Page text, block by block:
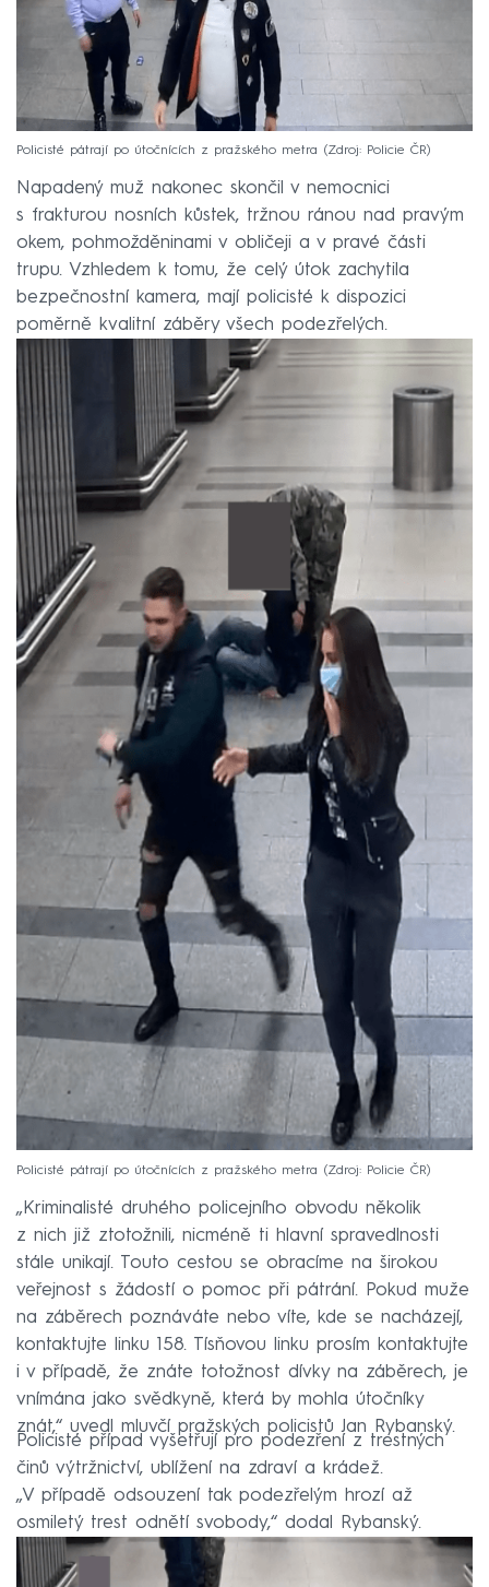
Policisté pátrají po útočnících z pražského metra Zdroj: Policie ČR
Napadený muž nakonec skončil v nemocnici
s frakturou nosních kůstek, tržnou ránou nad pravým
okem, pohmožděninami v obličeji a v pravé části
trupu. Vzhledem k tomu, že celý útok zachytila
bezpečnostní kamera, mají policisté k dispozici
poměrně kvalitní záběry všech podezřelých.
Policisté pátrají po útočnících z pražského metra Zdroj: Policie ČR
„Kriminalisté druhého policejního obvodu několik
z nich již ztotožnili, nicméně ti hlavní spravedlnosti
stále unikají. Touto cestou se obracíme na širokou
veřejnost s žádostí o pomoc při pátrání. Pokud muže
na záběrech poznáváte nebo víte, kde se nacházejí,
kontaktujte linku 158. Tísňovou linku prosím kontaktujte
i v případě, že znáte totožnost dívky na záběrech, je
vnímána jako svědkyně, která by mohla útočníky
znát,“ uvedl mluvčí pražských policistů Jan Rybanský.
Policisté případ vyšetřují pro podezření z trestných
činů výtržnictví, ublížení na zdraví a krádež.
„V případě odsouzení tak podezřelým hrozí až
osmiletý trest odnětí svobody,“ dodal Rybanský.